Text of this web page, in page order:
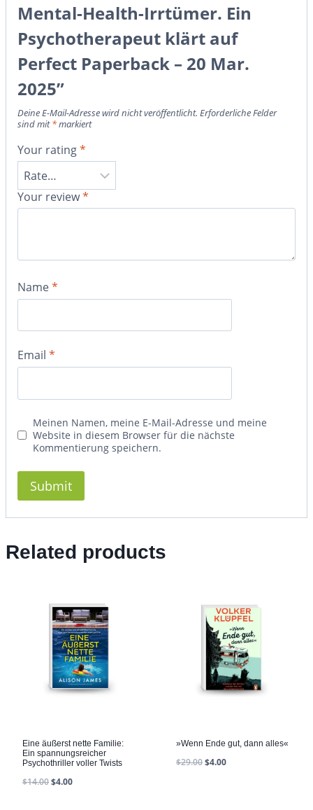
Mental-Health-Irrtümer. Ein
Psychotherapeut klärt auf
Perfect Paperback – 20 Mar.
2025”
Deine E-Mail-Adresse wird nicht veröffentlicht. Erforderliche Felder
sind mit*markiert
Your rating*
Your review*
Name*
Email *
Meinen Namen, meine E-Mail-Adresse und meine
Website in diesem Browser für die nächste
Kommentierung speichern.
Related products
Eine äußerst nette Familie:
Ein spannungsreicher
Psychothriller voller Twists
$14.00$4.00
»Wenn Ende gut, dann alles«
$29.00$4.00